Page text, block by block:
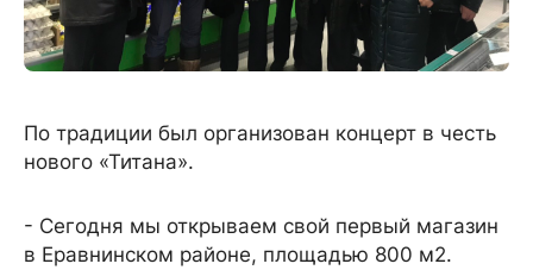
По традиции был организован концерт в честь
нового «Титана».
- Сегодня мы открываем свой первый магазин
в Еравнинском районе, площадью 800 м2.